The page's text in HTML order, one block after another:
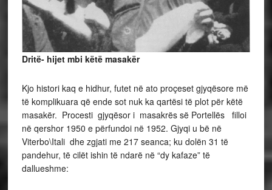
Dritë- hijet mbi këtë masakër
Kjo histori kaq e hidhur, futet në ato proçeset gjyqësore më
të komplikuara që ende sot nuk ka qartësi të plot për këtë
masakër. Procesti gjyqësor i masakrës së Portellës filloi
në qershor 1950 e përfundoi në 1952. Gjyqi u bë në
Viterbo\Itali dhe zgjati me 217 seanca; ku dolën 31 të
pandehur, të cilët ishin të ndarë në “dy kafaze” të
dallueshme: